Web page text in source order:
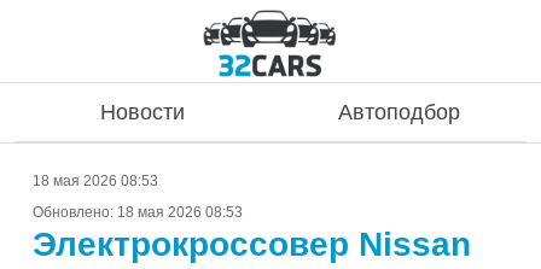
Новости Автоподбор
18 мая 2026 08:53
Обновлено: 18 мая 2026 08:53
Электрокроссовер Nissan